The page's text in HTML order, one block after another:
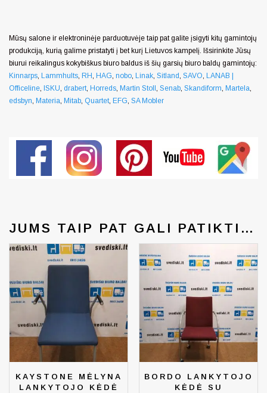
Mūsų salone ir elektroninėje parduotuvėje taip pat galite įsigyti kitų gamintojų
produkciją, kurią galime pristatyti į bet kurį Lietuvos kampelį. Išsirinkite Jūsų
biurui reikalingus kokybiškus biuro baldus iš šių garsių biuro baldų gamintojų:
Kinnarps, Lammhults, RH, HAG, nobo, Linak, Sitland, SAVO, LANAB |
Officeline, ISKU, drabert, Horreds, Martin Stoll, Senab, Skandiform, Martela,
edsbyn, Materia, Mitab, Quartet, EFG, SA Mobler
JUMS TAIP PAT GALI PATIKTI…
KAYSTONE MĖLYNA
LANKYTOJO KĖDĖ
BORDO LANKYTOJO
KĖDĖ SU